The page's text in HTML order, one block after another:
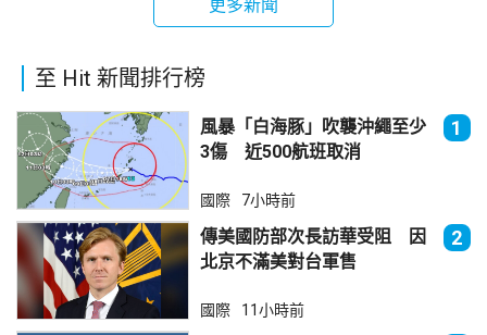
更多新聞
至 Hit 新聞排行榜
風暴「白海豚」吹襲沖繩至少
3傷 近500航班取消
1
國際 7小時前
傳美國防部次長訪華受阻 因
北京不滿美對台軍售
2
國際 11小時前